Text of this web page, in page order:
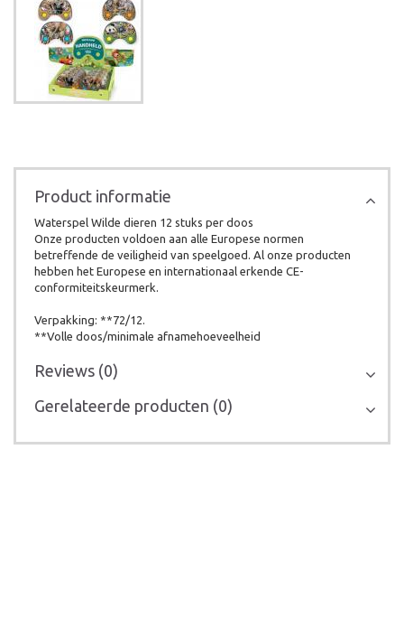
Product informatie
Waterspel Wilde dieren 12 stuks per doos
Onze producten voldoen aan alle Europese normen
betreffende de veiligheid van speelgoed. Al onze producten
hebben het Europese en internationaal erkende CE-
conformiteitskeurmerk.
Verpakking: **72/12.
**Volle doos/minimale afnamehoeveelheid
Reviews (0)
Gerelateerde producten (0)